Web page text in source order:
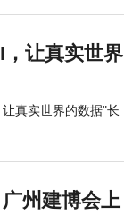
让真实世界
真实世界的数据"长
州建博会上